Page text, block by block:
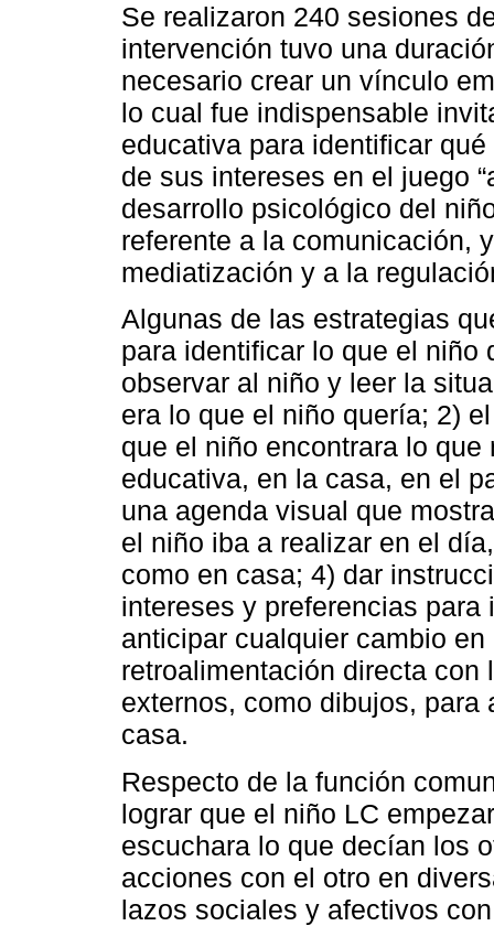
Se realizaron 240 sesiones
intervención tuvo una
necesario crear un vínculo
lo cual fue indispensable
educativa para identificar
de sus intereses en el juego
desarrollo psicológico del
referente a la comunicación,
mediatización y a la
Algunas de las estrategias
para identificar lo que el niño
observar al niño y leer la
era lo que el niño quería; 2)
que el niño encontrara lo
educativa, en la casa, en el
una agenda visual que
el niño iba a realizar en el
como en casa; 4) dar
intereses y preferencias
anticipar cualquier cambio
retroalimentación directa
externos, como dibujos,
casa.
Respecto de la función
lograr que el niño LC
escuchara lo que decían los
acciones con el otro en
lazos sociales y afectivos